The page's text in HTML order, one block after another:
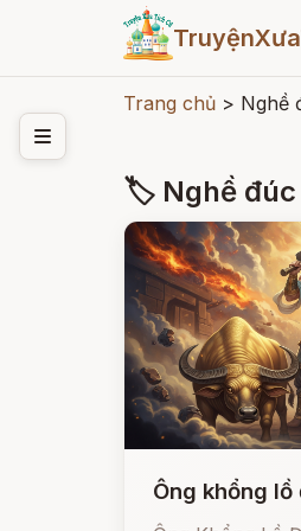
Trang chủ > Nghề
🏷 Nghề đúc
Ông khổng